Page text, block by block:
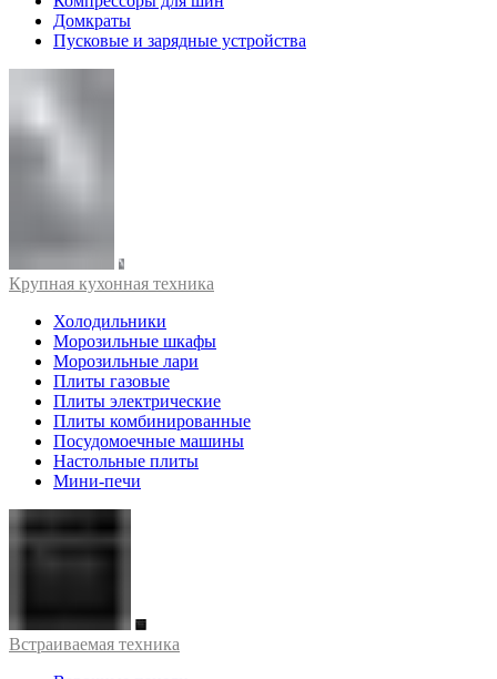
Домкраты
Пусковые и зарядные устройства
Крупная кухонная техника
Холодильники
Морозильные шкафы
Морозильные лари
Плиты газовые
Плиты электрические
Плиты комбинированные
Посудомоечные машины
Настольные плиты
Мини-печи
Встраиваемая техника